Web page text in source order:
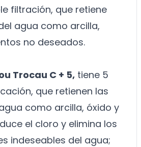
filtración, que retiene
agua como arcilla,
no deseados.
Trocau C + 5, tiene 5
que retienen las
como arcilla, óxido y
el cloro y elimina los
indeseables del agua;